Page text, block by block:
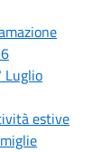
Luglio
estive